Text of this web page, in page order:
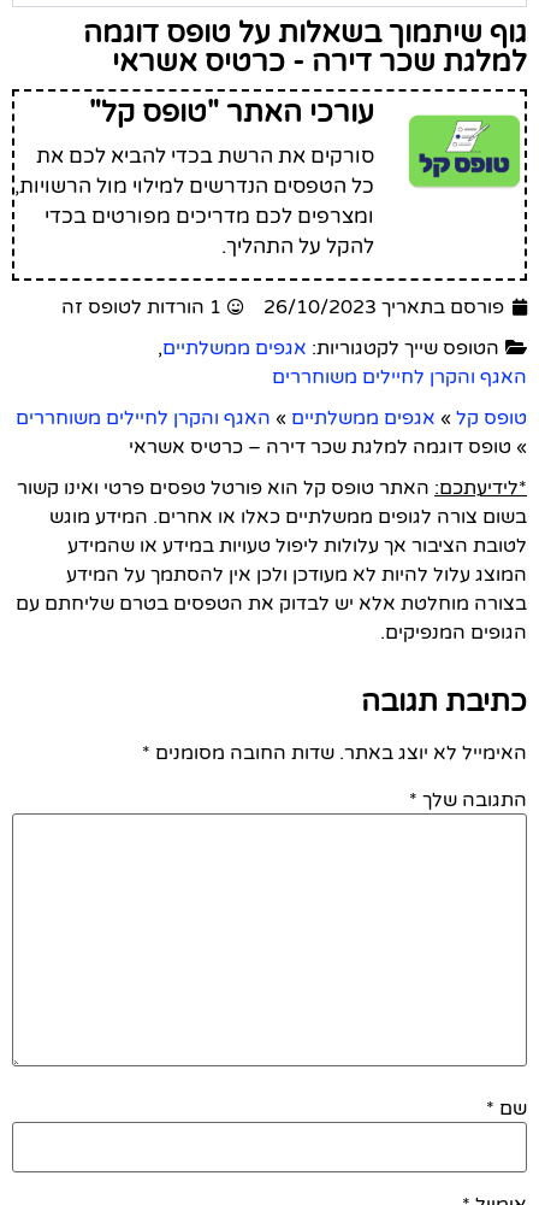
גוף שיתמוך בשאלות על טופס דוגמה
למלגת שכר דירה - כרטיס אשראי
עורכי האתר "טופס קל"
סורקים את הרשת בכדי להביא לכם את
כל הטפסים הנדרשים למילוי מול הרשויות,
ומצרפים לכם מדריכים מפורטים בכדי
להקל על התהליך.
פורסם בתאריך 26/10/2023
1 הורדות לטופס זה
הטופס שייך לקטגוריות: אגפים ממשלתיים,
האגף והקרן לחיילים משוחררים
טופס קל » אגפים ממשלתיים » האגף והקרן לחיילים משוחררים
» טופס דוגמה למלגת שכר דירה – כרטיס אשראי
*לידיעתכם: האתר טופס קל הוא פורטל טפסים פרטי ואינו קשור
בשום צורה לגופים ממשלתיים כאלו או אחרים. המידע מוגש
לטובת הציבור אך עלולות ליפול טעויות במידע או שהמידע
המוצג עלול להיות לא מעודכן ולכן אין להסתמך על המידע
בצורה מוחלטת אלא יש לבדוק את הטפסים בטרם שליחתם עם
הגופים המנפיקים.
כתיבת תגובה
האימייל לא יוצג באתר. שדות החובה מסומנים *
התגובה שלך *
שם *